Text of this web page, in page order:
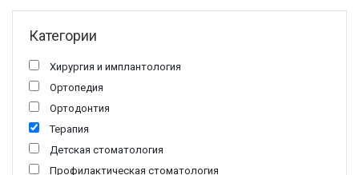
Контакты
Категории
Хирургия и имплантология
Ортопедия
Ортодонтия
Терапия
Детская стоматология
Профилактическая стоматология